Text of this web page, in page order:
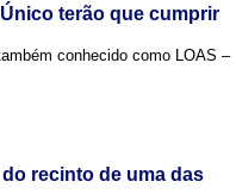
terão que cumprir
conhecido como LOAS –
recinto de uma das